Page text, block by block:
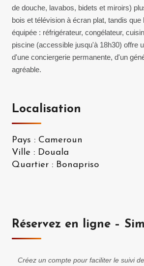
de douche, lavabos, bidets et miroirs)
bois et télévision à écran plat, tandis
équipée : réfrigérateur, congélateur,
piscine (accessible jusqu'à 18h30) offre
d'une conciergerie permanente, d'un
agréable.
Localisation
Pays : Cameroun
Ville : Douala
Quartier : Bonapriso
Réservez en ligne –
Créez un compte pour faciliter le suivi